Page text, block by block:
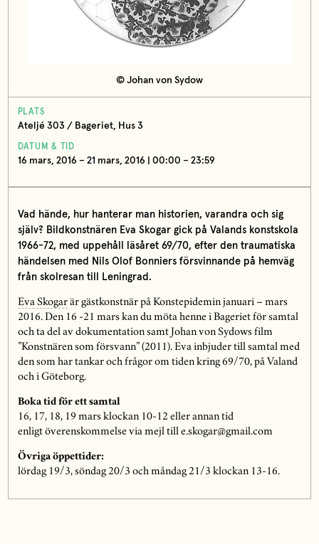
© Johan von Sydow
PLATS
Ateljé 303 / Bageriet, Hus 3
DATUM & TID
16 mars, 2016 – 21 mars, 2016 | 00:00 – 23:59
Vad hände, hur hanterar man historien, varandra och sig
själv? Bildkonstnären Eva Skogar gick på Valands konstskola
1966-72, med uppehåll läsåret 69/70, efter den traumatiska
händelsen med Nils Olof Bonniers försvinnande på hemväg
från skolresan till Leningrad.
Eva Skogarär gästkonstnär på Konstepidemin januari – mars
2016. Den 16 -21 mars kan du möta henne i Bageriet för samtal
och ta del av dokumentation samt Johan von Sydows film
”Konstnären som försvann” (2011). Eva inbjuder till samtal med
den som har tankar och frågor om tiden kring 69/70, på Valand
och i Göteborg.
Boka tid för ett samtal
16, 17, 18, 19 mars klockan 10-12 eller annan tid
enligt överenskommelse via mejl till e.skogar@gmail.com
Övriga öppettider:
lördag 19/3, söndag 20/3 och måndag 21/3 klockan 13-16.